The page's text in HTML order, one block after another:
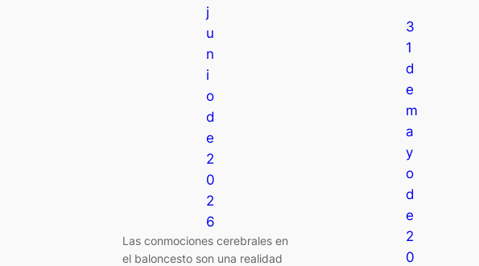
j
u
n
i
o
d
e
2
0
2
6
Las conmociones cerebrales en
el baloncesto son una realidad
3
1
d
e
m
a
y
o
d
e
2
0